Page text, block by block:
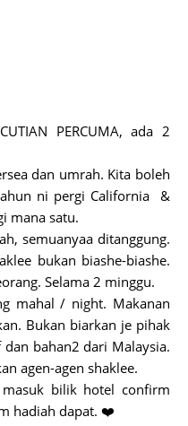
PERCUMA, ada 2
dan umrah. Kita boleh
ni pergi California &
mana satu.
semuanyaa ditanggung.
bukan biashe-biashe.
Selama 2 minggu.
mahal / night. Makanan
Bukan biarkan je pihak
bahan2 dari Malaysia.
agen-agen shaklee.
bilik hotel confirm
hadiah dapat. ❤️